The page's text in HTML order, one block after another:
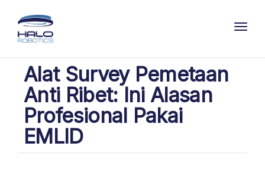
Alat Survey Pemetaan
Anti Ribet: Ini Alasan
Profesional Pakai
EMLID